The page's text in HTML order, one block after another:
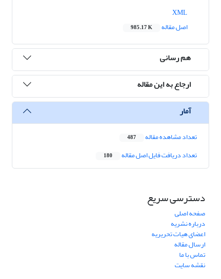
اصل مقاله
985.17 K
هم رسانی
ارجاع به این مقاله
آمار
تعداد مشاهده مقاله 487
تعداد دریافت فایل اصل مقاله 180
دسترسی سریع
صفحه اصلی
درباره نشریه
اعضای هیات تحریریه
ارسال مقاله
تماس با ما
نقشه سایت